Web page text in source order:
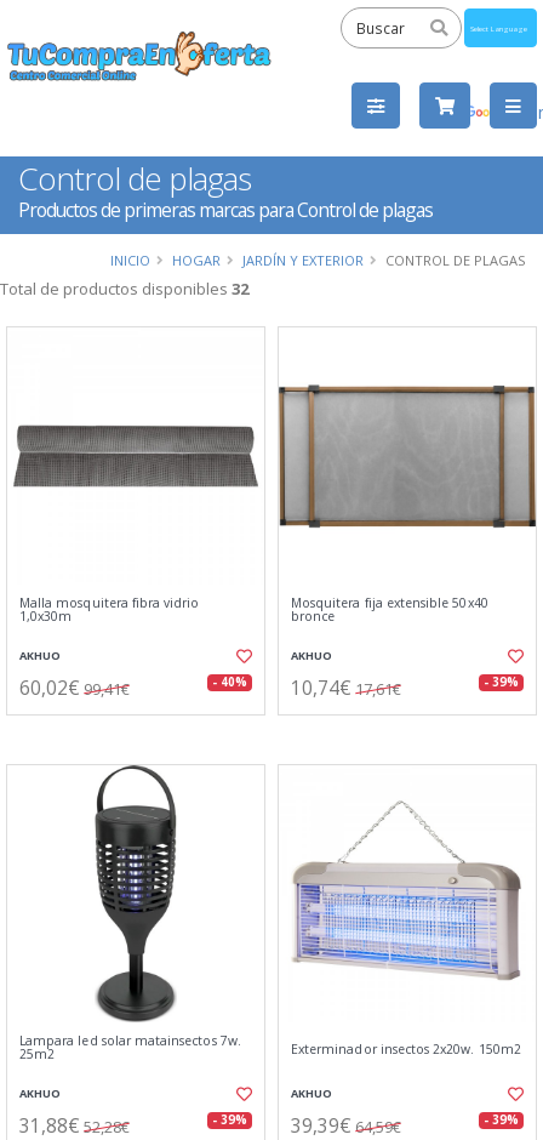
by
Control de plagas
Productos de primeras marcas para Control de plagas
INICIO HOGAR JARDÍN Y EXTERIOR CONTROL DE PLAGAS
Total de productos disponibles 32
Malla mosquitera fibra vidrio
1,0x30m
AKHUO
60,02€ 99,41€ - 40%
Mosquitera fija extensible 50x40
bronce
AKHUO
10,74€ 17,61€ - 39%
Lampara led solar matainsectos 7w.
25m2
AKHUO
31,88€ 52,28€ - 39%
Exterminador insectos 2x20w. 150m2
AKHUO
39,39€ 64,59€ - 39%